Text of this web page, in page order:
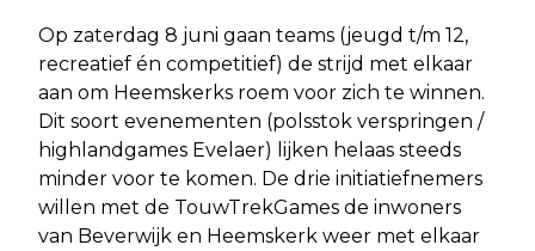
Op zaterdag 8 juni gaan teams (jeugd t/m 12,
recreatief én competitief) de strijd met elkaar
aan om Heemskerks roem voor zich te winnen.
Dit soort evenementen (polsstok verspringen /
highlandgames Evelaer) lijken helaas steeds
minder voor te komen. De drie initiatiefnemers
willen met de TouwTrekGames de inwoners
van Beverwijk en Heemskerk weer met elkaar